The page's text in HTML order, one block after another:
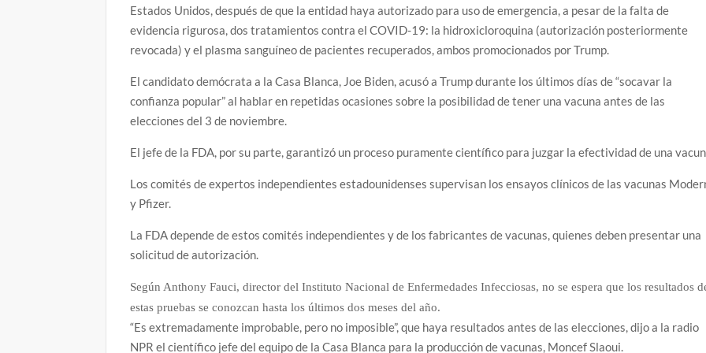
Estados Unidos, después de que la entidad haya autorizado para uso de emergencia, a pesar de la falta de
evidencia rigurosa, dos tratamientos contra el COVID-19: la hidroxicloroquina (autorización posteriormente
revocada) y el plasma sanguíneo de pacientes recuperados, ambos promocionados por Trump.
El candidato demócrata a la Casa Blanca, Joe Biden, acusó a Trump durante los últimos días de “socavar la
confianza popular” al hablar en repetidas ocasiones sobre la posibilidad de tener una vacuna antes de las
elecciones del 3 de noviembre.
El jefe de la FDA, por su parte, garantizó un proceso puramente científico para juzgar la efectividad de una
Los comités de expertos independientes estadounidenses supervisan los ensayos clínicos de las vacunas
y Pfizer.
La FDA depende de estos comités independientes y de los fabricantes de vacunas, quienes deben presentar una
solicitud de autorización.
Según Anthony Fauci, director del Instituto Nacional de Enfermedades Infecciosas, no se espera que los resultados
estas pruebas se conozcan hasta los últimos dos meses del año.
“Es extremadamente improbable, pero no imposible”, que haya resultados antes de las elecciones, dijo a la radio
NPR el científico jefe del equipo de la Casa Blanca para la producción de vacunas, Moncef Slaoui.